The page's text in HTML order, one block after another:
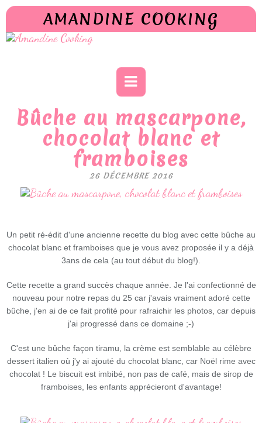
AMANDINE COOKING
Bûche au mascarpone,
chocolat blanc et
framboises
26 DÉCEMBRE 2016
Un petit ré-édit d'une ancienne recette du blog avec cette bûche au
chocolat blanc et framboises que je vous avez proposée il y a déjà
3ans de cela (au tout début du blog!).
Cette recette a grand succès chaque année. Je l'ai confectionné de
nouveau pour notre repas du 25 car j'avais vraiment adoré cette
bûche, j'en ai de ce fait profité pour rafraichir les photos, car depuis
j'ai progressé dans ce domaine ;-)
C'est une bûche façon tiramu, la crème est semblable au célèbre
dessert italien où j'y ai ajouté du chocolat blanc, car Noël rime avec
chocolat ! Le biscuit est imbibé, non pas de café, mais de sirop de
framboises, les enfants apprécieront d'avantage!